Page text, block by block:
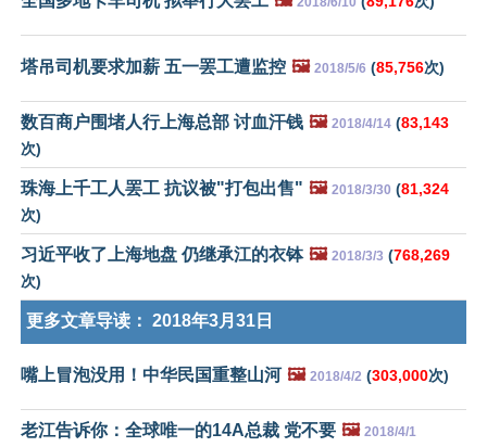
塔吊司机要求加薪 五一罢工遭监控 🖼️ 2018/5/6 (85,756次)
数百商户围堵人行上海总部 讨血汗钱 🖼️ 2018/4/14 (83,143
次)
珠海上千工人罢工 抗议被"打包出售" 🖼️ 2018/3/30 (81,324
次)
习近平收了上海地盘 仍继承江的衣钵 🖼️ 2018/3/3 (768,269
次)
更多文章导读： 2018年3月31日
嘴上冒泡没用！中华民国重整山河 🖼️ 2018/4/2 (303,000次)
老江告诉你：全球唯一的14A总裁 党不要 🖼️ 2018/4/1